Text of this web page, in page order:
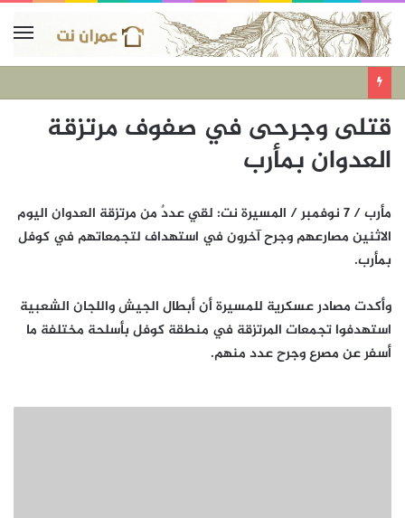
قتلى وجرحى في صفوف مرتزقة
العدوان بمأرب
مأرب / 7 نوفمبر / المسيرة نت: لقي عددٌ من مرتزقة العدوان اليوم
الاثنين مصارعهم وجرح آخرون في استهداف لتجمعاتهم في كوفل
بمأرب.
وأكدت مصادر عسكرية للمسيرة أن أبطال الجيش واللجان الشعبية
استهدفوا تجمعات المرتزقة في منطقة كوفل بأسلحة مختلفة ما
أسفر عن مصرع وجرح عدد منهم.